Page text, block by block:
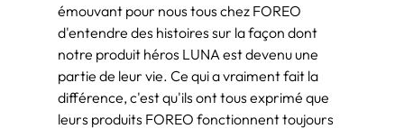
émouvant pour nous tous chez FOREO
d'entendre des histoires sur la façon dont
notre produit héros LUNA est devenu une
partie de leur vie. Ce qui a vraiment fait la
différence, c'est qu'ils ont tous exprimé que
leurs produits FOREO fonctionnent toujours